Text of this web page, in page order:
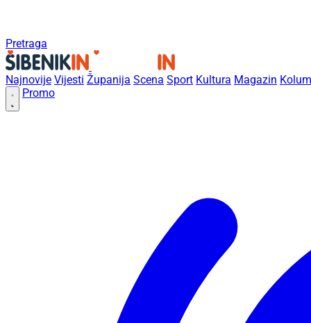
Pretraga
Najnovije Vijesti Županija Scena Sport Kultura Magazin
Promo